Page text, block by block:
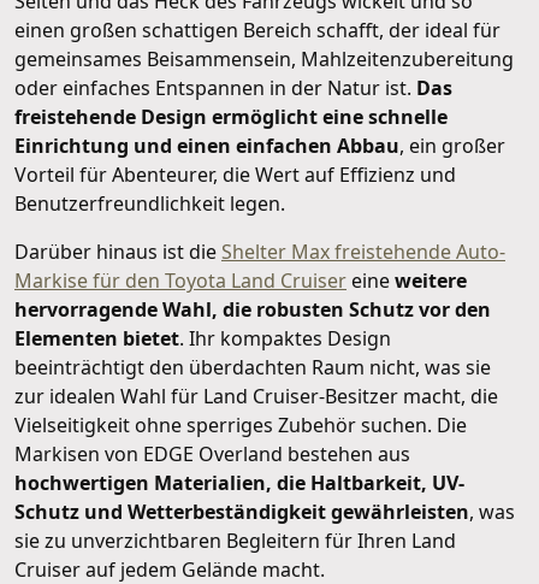
einen großen schattigen Bereich schafft, der ideal für
gemeinsames Beisammensein, Mahlzeitenzubereitung
oder einfaches Entspannen in der Natur ist. Das
freistehende Design ermöglicht eine schnelle
Einrichtung und einen einfachen Abbau, ein großer
Vorteil für Abenteurer, die Wert auf Effizienz und
Benutzerfreundlichkeit legen.
Darüber hinaus ist dieShelter Max freistehende Auto-
Markise für den Toyota Land Cruisereineweitere
hervorragende Wahl, die robusten Schutz vor den
Elementen bietet. Ihr kompaktes Design
beeinträchtigt den überdachten Raum nicht, was sie
zur idealen Wahl für Land Cruiser-Besitzer macht, die
Vielseitigkeit ohne sperriges Zubehör suchen. Die
Markisen von EDGE Overland bestehen aus
hochwertigen Materialien, die Haltbarkeit, UV-
Schutz und Wetterbeständigkeit gewährleisten, was
sie zu unverzichtbaren Begleitern für Ihren Land
Cruiser auf jedem Gelände macht.